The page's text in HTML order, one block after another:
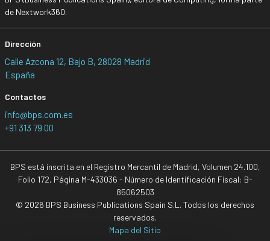
de Nextwork360.
Dirección
Calle Azcona 12, Bajo B, 28028 Madrid
España
Contactos
info@bps.com.es
+91 313 79 00
BPS está inscrita en el Registro Mercantil de Madrid, Volumen 24.100,
Folio 172, Página M-433036 - Número de Identificación Fiscal: B-
85062503
© 2026 BPS Business Publications Spain S.L. Todos los derechos
reservados.
Mapa del Sitio